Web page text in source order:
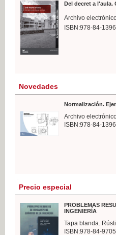
Del decret a l'aula.
Archivo
ISBN:978-84-
Novedades
Normalización.
Archivo
ISBN:978-84-
Precio especial
PROBLEMAS
INGENIERÍA
Tapa blanda.
ISBN:978-84-